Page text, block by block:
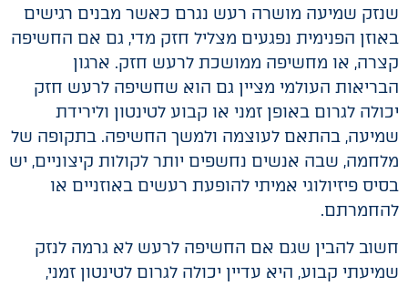
שנזק שמיעה מושרה רעש נגרם כאשר מבנים רגישים
באוזן הפנימית נפגעים מצליל חזק מדי, גם אם החשיפה
קצרה, או מחשיפה ממושכת לרעש חזק. ארגון
הבריאות העולמי מציין גם הוא שחשיפה לרעש חזק
יכולה לגרום באופן זמני או קבוע לטינטון ולירידת
שמיעה, בהתאם לעוצמה ולמשך החשיפה. בתקופה של
מלחמה, שבה אנשים נחשפים יותר לקולות קיצוניים, יש
בסיס פיזיולוגי אמיתי להופעת רעשים באוזניים או
להחמרתם.
חשוב להבין שגם אם החשיפה לרעש לא גרמה לנזק
שמיעתי קבוע, היא עדיין יכולה לגרום לטינטון זמני,